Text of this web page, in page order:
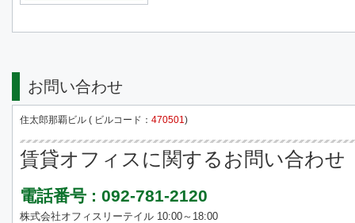
お問い合わせ
住太郎那覇ビル ( ビルコード： 470501)
賃貸オフィスに関するお問い合わせ
電話番号 : 092-781-2120
株式会社オフィスリーテイル 10:00～18:00